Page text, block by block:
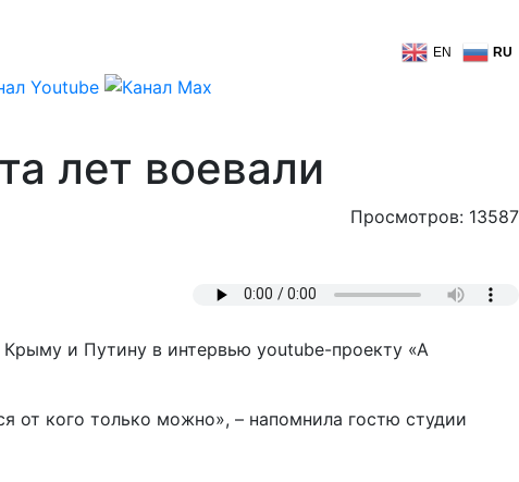
EN RU
лет воевали
Просмотров: 13587
и Путину в интервью youtube-проекту «А
от кого только можно», – напомнила гостю студии